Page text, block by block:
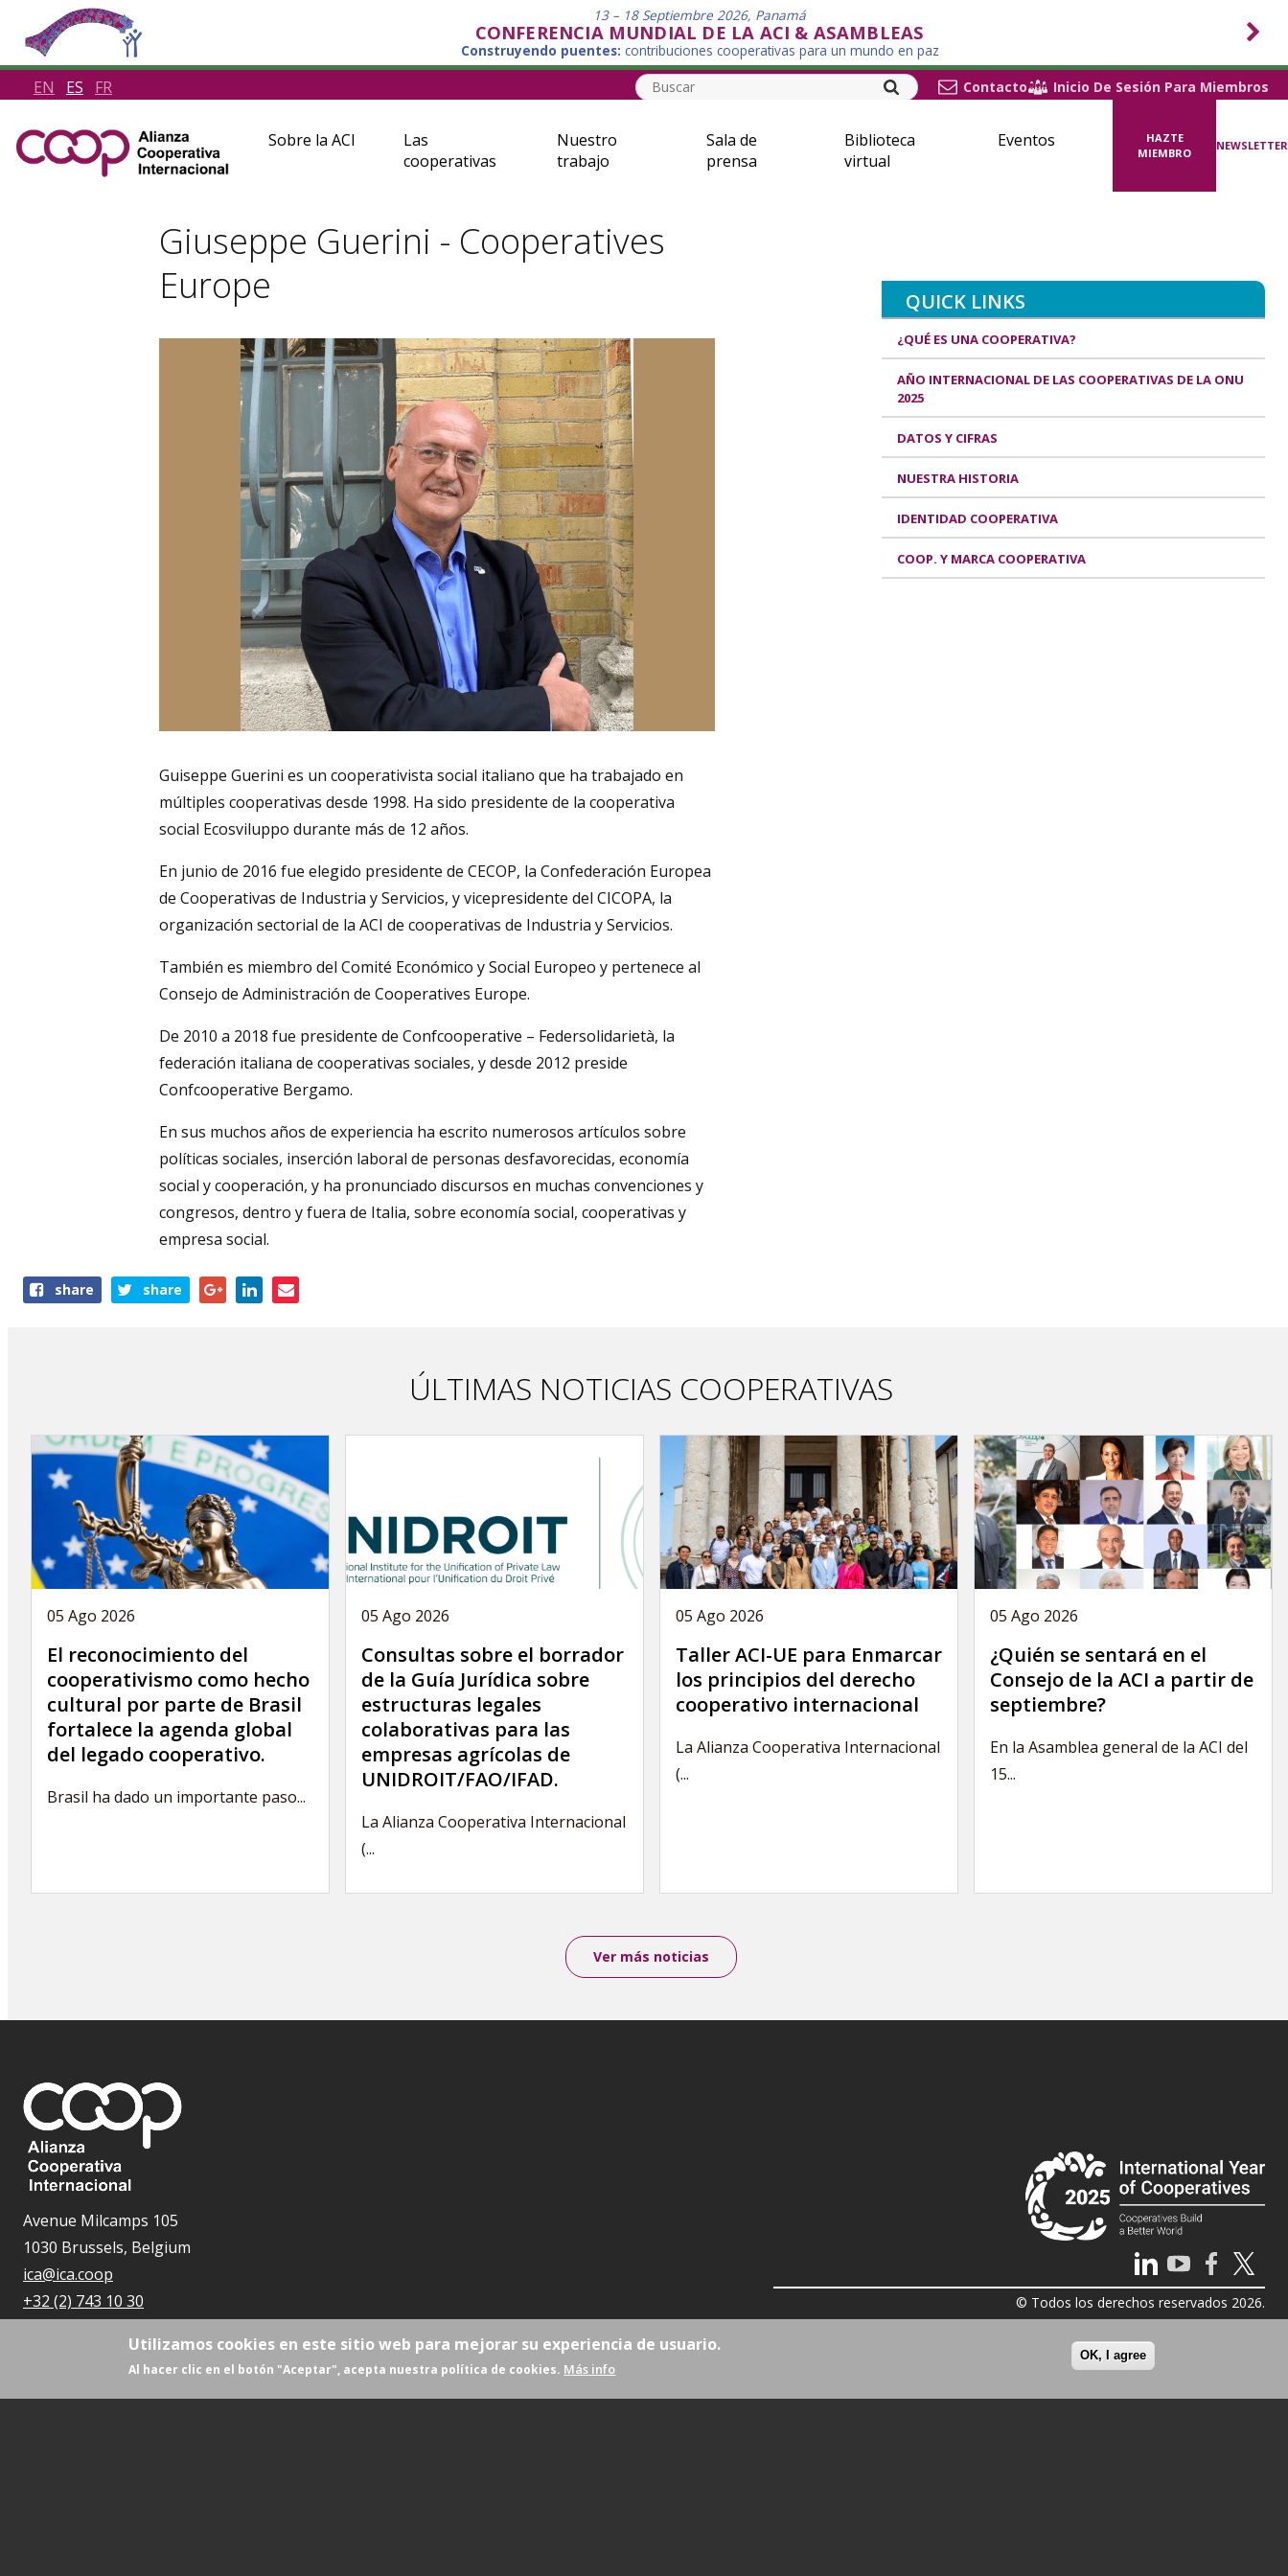
13 – 18 Septiembre 2026, Panamá
CONFERENCIA MUNDIAL DE LA ACI & ASAMBLEAS
Construyendo puentes: contribuciones cooperativas para un mundo en paz
EN ES FR Contacto Inicio De Sesión Para Miembros
Sobre la ACI
Las
cooperativas
Nuestro
trabajo
Sala de
prensa
Biblioteca
virtual
Eventos
HAZTE
MIEMBRO
NEWSLETTER
Giuseppe Guerini - Cooperatives
Europe
Guiseppe Guerini es un cooperativista social italiano que ha trabajado en
múltiples cooperativas desde 1998. Ha sido presidente de la cooperativa
social Ecosviluppo durante más de 12 años.
En junio de 2016 fue elegido presidente de CECOP, la Confederación Europea
de Cooperativas de Industria y Servicios, y vicepresidente del CICOPA, la
organización sectorial de la ACI de cooperativas de Industria y Servicios.
También es miembro del Comité Económico y Social Europeo y pertenece al
Consejo de Administración de Cooperatives Europe.
De 2010 a 2018 fue presidente de Confcooperative – Federsolidarietà, la
federación italiana de cooperativas sociales, y desde 2012 preside
Confcooperative Bergamo.
En sus muchos años de experiencia ha escrito numerosos artículos sobre
políticas sociales, inserción laboral de personas desfavorecidas, economía
social y cooperación, y ha pronunciado discursos en muchas convenciones y
congresos, dentro y fuera de Italia, sobre economía social, cooperativas y
empresa social.
Shareshare share
ÚLTIMAS NOTICIAS COOPERATIVAS
05 Ago 2026
El reconocimiento del
cooperativismo como hecho
cultural por parte de Brasil
fortalece la agenda global
del legado cooperativo.
Brasil ha dado un importante paso...
05 Ago 2026
Consultas sobre el borrador
de la Guía Jurídica sobre
estructuras legales
colaborativas para las
empresas agrícolas de
UNIDROIT/FAO/IFAD.
La Alianza Cooperativa Internacional
(...
05 Ago 2026
Taller ACI-UE para Enmarcar
los principios del derecho
cooperativo internacional
La Alianza Cooperativa Internacional
(...
05 Ago 2026
¿Quién se sentará en el
Consejo de la ACI a partir de
septiembre?
En la Asamblea general de la ACI del
15...
Ver más noticias
QUICK LINKS
¿QUÉ ES UNA COOPERATIVA?
AÑO INTERNACIONAL DE LAS COOPERATIVAS DE LA ONU
2025
DATOS Y CIFRAS
NUESTRA HISTORIA
IDENTIDAD COOPERATIVA
COOP. Y MARCA COOPERATIVA
Avenue Milcamps 105
1030 Brussels, Belgium
ica@ica.coop
+32 (2) 743 10 30
© Todos los derechos reservados 2026.
Utilizamos cookies en este sitio web para mejorar su experiencia de usuario.
Al hacer clic en el botón "Aceptar", acepta nuestra política de cookies. Más info
OK, I agree